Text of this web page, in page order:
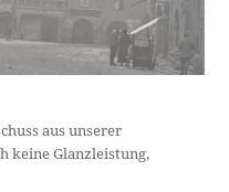
aus unserer
keine Glanzleistung,